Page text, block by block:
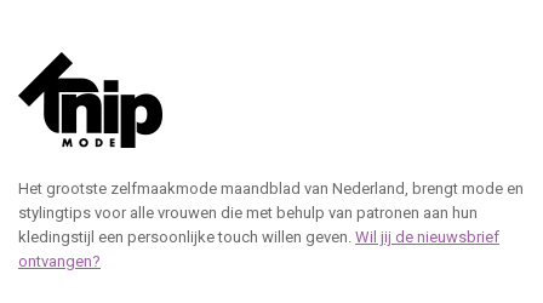
Het grootste zelfmaakmode maandblad van Nederland, brengt mode en
stylingtips voor alle vrouwen die met behulp van patronen aan hun
kledingstijl een persoonlijke touch willen geven. Wil jij de nieuwsbrief
ontvangen?